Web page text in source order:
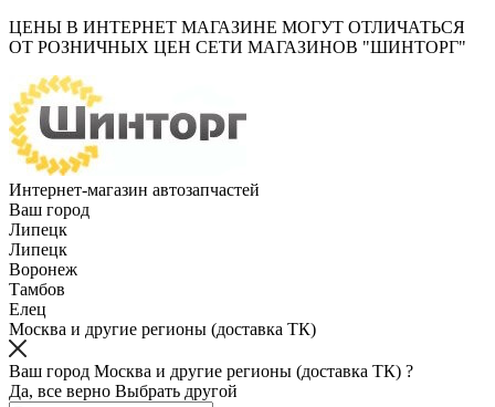
ЦЕНЫ В ИНТЕРНЕТ МАГАЗИНЕ МОГУТ ОТЛИЧАТЬСЯ
ОТ РОЗНИЧНЫХ ЦЕН СЕТИ МАГАЗИНОВ "ШИНТОРГ"
Интернет-магазин автозапчастей
Ваш город
Липецк
Липецк
Воронеж
Тамбов
Елец
Москва и другие регионы (доставка ТК)
Ваш город Москва и другие регионы (доставка ТК) ?
Да, все верно Выбрать другой